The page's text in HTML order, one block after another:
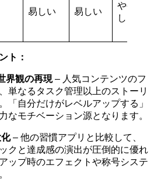
易しい 易しい
やや難
しい
ト：
界観の再現– 人気コンテンツのフ
単なるタスク管理以上のストーリ
「自分だけがレベルアップする」
なモチベーション源となります。
– 他の習慣アプリと比較して、
クと達成感の演出が圧倒的に優れ
ップ時のエフェクトや称号システ